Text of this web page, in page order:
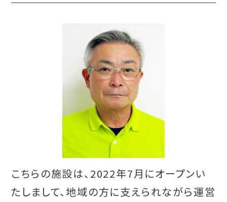
こちらの施設は、2022年7月にオープンい
たしまして、地域の方に支えられながら運営